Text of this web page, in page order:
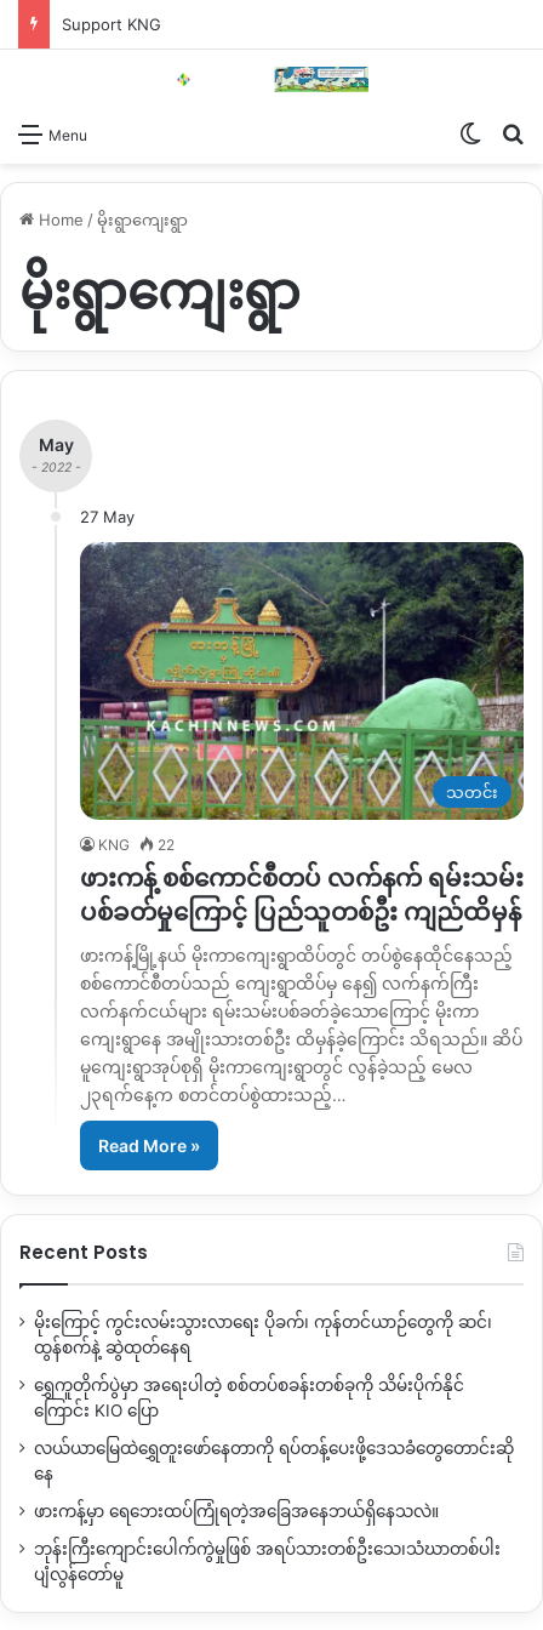
Support KNG
Menu
Home /မိုးရွာကျေးရွာ
မိုးရွာကျေးရွာ
May
- 2022 -
27 May
သတင်း
KNG 22
ဖားကန့် စစ်ကောင်စီတပ် လက်နက် ရမ်းသမ်း
ပစ်ခတ်မှုကြောင့် ပြည်သူတစ်ဦး ကျည်ထိမှန်
ဖားကန့်မြို့နယ် မိုးကာကျေးရွာထိပ်တွင် တပ်စွဲနေထိုင်နေသည့်
စစ်ကောင်စီတပ်သည် ကျေးရွာထိပ်မှ နေ၍ လက်နက်ကြီး
လက်နက်ငယ်များ ရမ်းသမ်းပစ်ခတ်ခဲ့သောကြောင့် မိုးကာ
ကျေးရွာနေ အမျိုးသားတစ်ဦး ထိမှန်ခဲ့ကြောင်း သိရသည်။ ဆိပ်
မူကျေးရွာအုပ်စုရှိ မိုးကာကျေးရွာတွင် လွန်ခဲ့သည့် မေလ
၂၃ရက်နေ့က စတင်တပ်စွဲထားသည့်…
Read More »
Recent Posts
မိုးကြောင့် ကွင်းလမ်းသွားလာရေး ပိုခက်၊ ကုန်တင်ယာဉ်တွေကို ဆင်၊
ထွန်စက်နဲ့ ဆွဲထုတ်နေရ
ရွှေကူတိုက်ပွဲမှာ အရေးပါတဲ့ စစ်တပ်စခန်းတစ်ခုကို သိမ်းပိုက်နိုင်
ကြောင်း KIO ပြော
လယ်ယာမြေထဲရွှေတူးဖော်နေတာကို ရပ်တန့်ပေးဖို့ဒေသခံတွေတောင်းဆို
နေ
ဖားကန့်မှာ ရေဘေးထပ်ကြုံရတဲ့အခြေအနေဘယ်ရှိနေသလဲ။
ဘုန်းကြီးကျောင်းပေါက်ကွဲမှုဖြစ် အရပ်သားတစ်ဦးသေ၊သံဃာတစ်ပါး
ပျံလွန်တော်မူ